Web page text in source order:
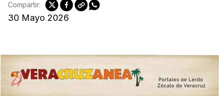
30 Mayo 2026
Compartir: